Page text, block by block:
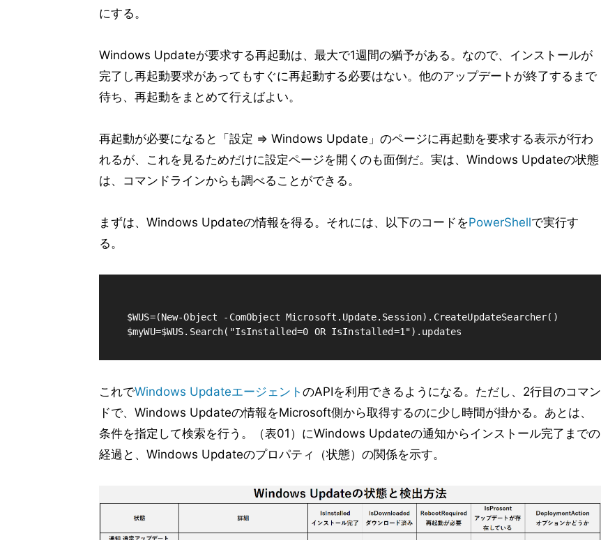
にする。
Windows Updateが要求する再起動は、最大で1週間の猶予がある。なので、インストールが
完了し再起動要求があってもすぐに再起動する必要はない。他のアップデートが終了するまで
待ち、再起動をまとめて行えばよい。
再起動が必要になると「設定 ⇒ Windows Update」のページに再起動を要求する表示が行わ
れるが、これを見るためだけに設定ページを開くのも面倒だ。実は、Windows Updateの状態
は、コマンドラインからも調べることができる。
まずは、Windows Updateの情報を得る。それには、以下のコードをPowerShellで実行す
る。
$WUS=(New-Object -ComObject Microsoft.Update.Session).CreateUpdateSearcher()
これでWindows Updateエージェント のAPIを利用できるようになる。ただし、2行目のコマン
ドで、Windows Updateの情報をMicrosoft側から取得するのに少し時間が掛かる。あとは、
条件を指定して検索を行う。（表01）にWindows Updateの通知からインストール完了までの
経過と、Windows Updateのプロパティ（状態）の関係を示す。